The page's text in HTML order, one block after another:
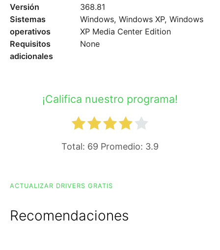
Versión
368.81
Sistemas
operativos
Windows, Windows XP, Windows
XP Media Center Edition
Requisitos
adicionales
None
¡Califica nuestro programa!
Total: 69 Promedio: 3.9
ACTUALIZAR DRIVERS GRATIS
Recomendaciones